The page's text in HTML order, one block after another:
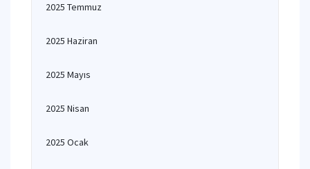
2025 Temmuz
2025 Haziran
2025 Mayıs
2025 Nisan
2025 Ocak